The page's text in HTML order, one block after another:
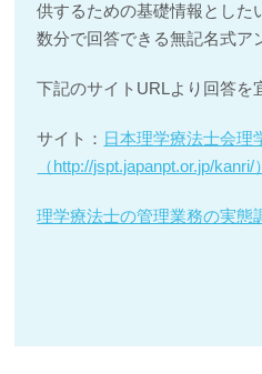
供するための基礎情報とした
数分で回答できる無記名式ア
下記のサイトURLより回答を
サイト： 日本理学療法士会理
（http://jspt.japanpt.or.jp/kanri/）
理学療法士の管理業務の実態